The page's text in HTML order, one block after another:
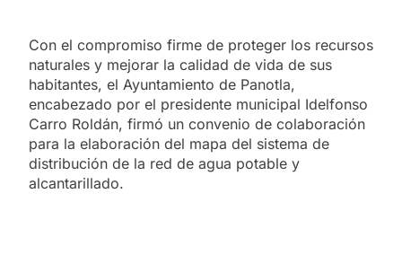
Con el compromiso firme de proteger los recursos
naturales y mejorar la calidad de vida de sus
habitantes, el Ayuntamiento de Panotla,
encabezado por el presidente municipal Idelfonso
Carro Roldán, firmó un convenio de colaboración
para la elaboración del mapa del sistema de
distribución de la red de agua potable y
alcantarillado.